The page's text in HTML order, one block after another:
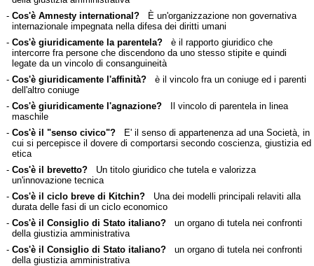
- Cos'è Amnesty international?È un'organizzazione non governativa
internazionale impegnata nella difesa dei diritti umani
- Cos'è giuridicamente la parentela?è il rapporto giuridico che
intercorre fra persone che discendono da uno stesso stipite e quindi
legate da un vincolo di consanguineità
- Cos'è giuridicamente l'affinità?è il vincolo fra un coniuge ed i parenti
dell'altro coniuge
- Cos'è giuridicamente l'agnazione?Il vincolo di parentela in linea
maschile
- Cos'è il "senso civico"?E' il senso di appartenenza ad una Società, in
cui si percepisce il dovere di comportarsi secondo coscienza, giustizia ed
etica
- Cos'è il brevetto?Un titolo giuridico che tutela e valorizza
un'innovazione tecnica
- Cos'è il ciclo breve di Kitchin?Una dei modelli principali relaviti alla
durata delle fasi di un ciclo economico
- Cos'è il Consiglio di Stato italiano?un organo di tutela nei confronti
della giustizia amministrativa
- Cos'è il Consiglio di Stato italiano?un organo di tutela nei confronti
della giustizia amministrativa